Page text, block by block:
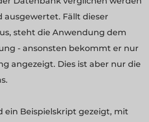
ausgewertet. Fällt dieser
steht die Anwendung dem
- ansonsten bekommt er nur
angezeigt. Dies ist aber nur die
ein Beispielskript gezeigt, mit